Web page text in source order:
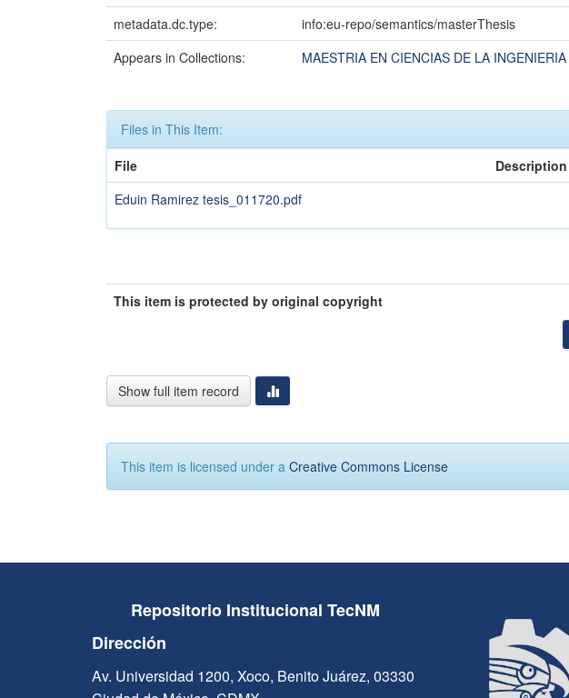
metadata.dc.type:
info:eu-repo/semantics/masterThesis
Appears in Collections:
MAESTRIA EN CIENCIAS DE LA INGENIERIA
Files in This Item:
File
Description
Eduin Ramirez tesis_011720.pdf
This item is protected by original copyright
Show full item record
This item is licensed under a Creative Commons License
Repositorio Institucional TecNM
Dirección
Av. Universidad 1200, Xoco, Benito Juárez, 03330